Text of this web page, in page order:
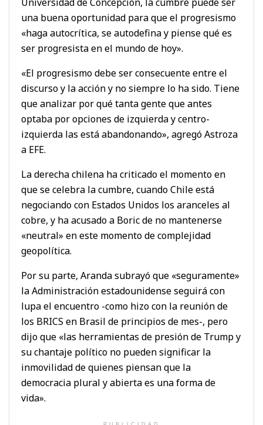
una buena oportunidad para que el progresismo
«haga autocrítica, se autodefina y piense qué es
ser progresista en el mundo de hoy».
«El progresismo debe ser consecuente entre el
discurso y la acción y no siempre lo ha sido. Tiene
que analizar por qué tanta gente que antes
optaba por opciones de izquierda y centro-
izquierda las está abandonando», agregó Astroza
a EFE.
La derecha chilena ha criticado el momento en
que se celebra la cumbre, cuando Chile está
negociando con Estados Unidos los aranceles al
cobre, y ha acusado a Boric de no mantenerse
«neutral» en este momento de complejidad
geopolítica.
Por su parte, Aranda subrayó que «seguramente»
la Administración estadounidense seguirá con
lupa el encuentro -como hizo con la reunión de
los BRICS en Brasil de principios de mes-, pero
dijo que «las herramientas de presión de Trump y
su chantaje político no pueden significar la
inmovilidad de quienes piensan que la
democracia plural y abierta es una forma de
vida».